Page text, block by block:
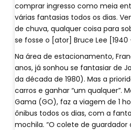
comprar ingresso como meia
várias fantasias todos os dias.
de chuva, qualquer coisa para
se fosse o [ator] Bruce Lee [1940
Na área de estacionamento,
anos, já sonhou se fantasiar de
da década de 1980). Mas a
carros e ganhar “um qualquer”.
Gama (GO), faz a viagem de 1
ônibus todos os dias, com a
mochila. “O colete de guardador